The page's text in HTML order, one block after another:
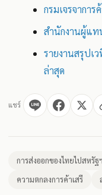
กรมเจรจาการ
สำนักงานผู้แท
รายงานสรุปเ
ล่าสุด
แชร์
การส่งออกของไทยไปสหรัฐฯ
ความตกลงการค้าเสรี